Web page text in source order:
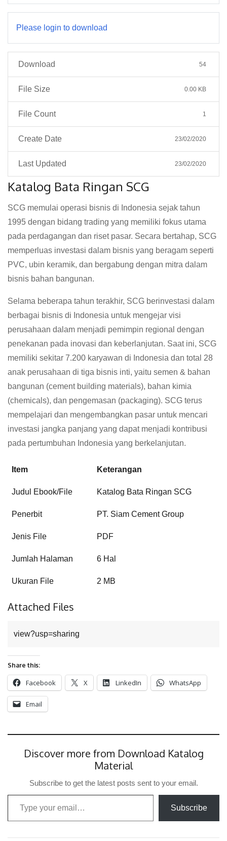
Please login to download
Download 54
File Size 0.00 KB
File Count 1
Create Date 23/02/2020
Last Updated 23/02/2020
Katalog Bata Ringan SCG
SCG memulai operasi bisnis di Indonesia sejak tahun
1995 dengan bidang trading yang memiliki fokus utama
pada perdagangan dan riset pasar. Secara bertahap, SCG
memperluas investasi dalam bisnis yang beragam seperti
PVC, ubin keramik, dan bergabung dengan mitra dalam
bisnis bahan bangunan.
Selama beberapa tahun terakhir, SCG berinvestasi dalam
berbagai bisnis di Indonesia untuk mengejar visi
perusahaan dalam menjadi pemimpin regional dengan
penekanan pada inovasi dan keberlanjutan. Saat ini, SCG
memiliki sekitar 7.200 karyawan di Indonesia dan total 28
anak perusahaan di tiga bisnis inti, yaitu semen & bahan
bangunan (cement building materials), bahan kimia
(chemicals), dan pengemasan (packaging). SCG terus
mempelajari dan mengembangkan pasar untuk mencari
investasi jangka panjang yang dapat menjadi kontribusi
pada pertumbuhan Indonesia yang berkelanjutan.
Item Keterangan
Judul Ebook/File Katalog Bata Ringan SCG
Penerbit PT. Siam Cement Group
Jenis File PDF
Jumlah Halaman 6 Hal
Ukuran File 2 MB
Attached Files
view?usp=sharing
Share this:
Facebook X LinkedIn WhatsApp
Email
Discover more from Download Katalog
Material
Subscribe to get the latest posts sent to your email.
Type your email…
Subscribe